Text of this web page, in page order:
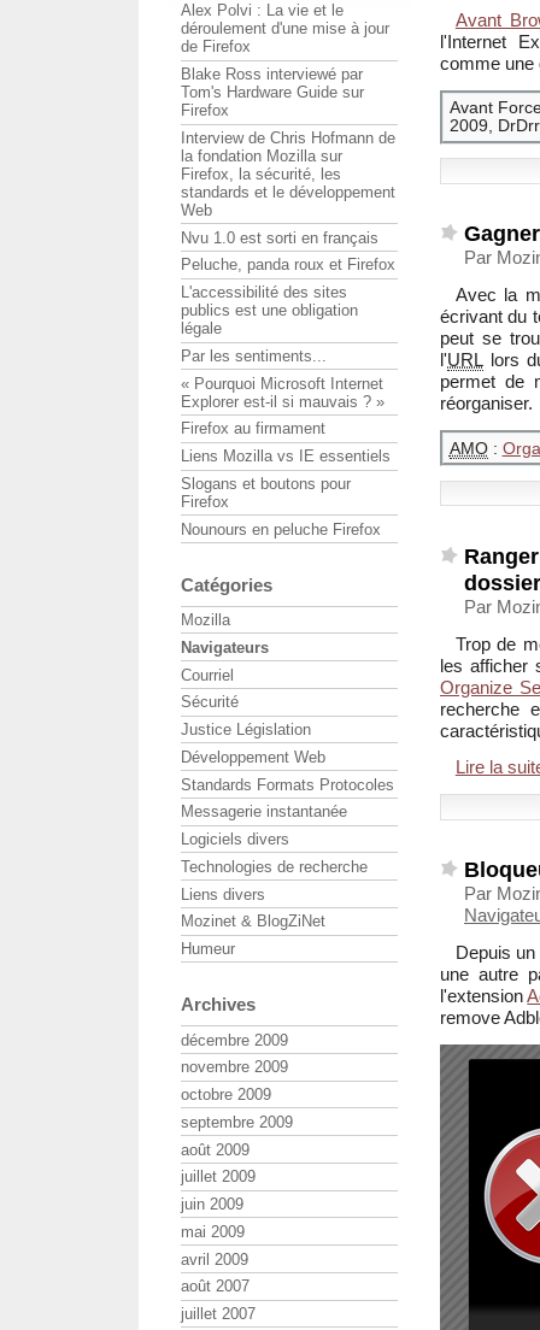
Avant
l'Internet
comme
Avant
2009,
Par
Avec la
écrivant du
peut se
l'URL lors
permet de
réorganiser.
AMO:
Par
Trop de
les afficher
Organize
recherche
Lire la
Par
Depuis
une autre
l'extension
remove
Alex Polvi : La vie et le
déroulement d'une mise à jour
de Firefox
Blake Ross interviewé par
Tom's Hardware Guide sur
Firefox
Interview de Chris Hofmann de
la fondation Mozilla sur
Firefox, la sécurité, les
standards et le développement
Web
Nvu 1.0 est sorti en français
Peluche, panda roux et Firefox
L'accessibilité des sites
publics est une obligation
légale
Par les sentiments...
« Pourquoi Microsoft Internet
Explorer est-il si mauvais ? »
Firefox au firmament
Liens Mozilla vs IE essentiels
Slogans et boutons pour
Firefox
Nounours en peluche Firefox
Catégories
Mozilla
Navigateurs
Courriel
Sécurité
Justice Législation
Développement Web
Standards Formats Protocoles
Messagerie instantanée
Logiciels divers
Technologies de recherche
Liens divers
Mozinet & BlogZiNet
Humeur
Archives
décembre 2009
novembre 2009
octobre 2009
septembre 2009
août 2009
juillet 2009
juin 2009
mai 2009
avril 2009
août 2007
juillet 2007